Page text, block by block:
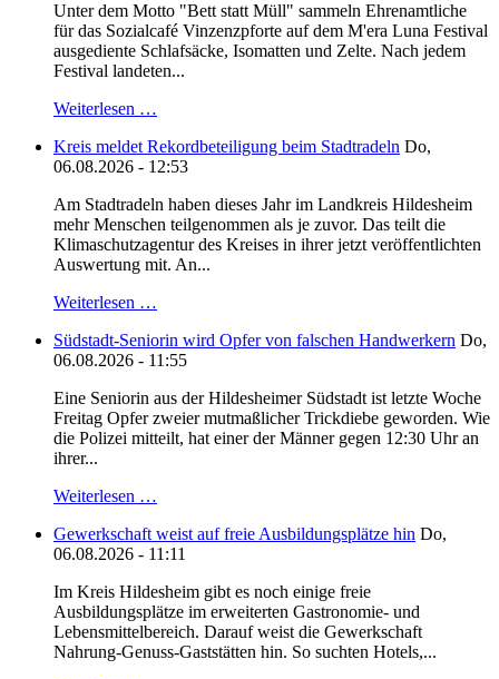
Unter dem Motto "Bett statt Müll" sammeln Ehrenamtliche
für das Sozialcafé Vinzenzpforte auf dem M'era Luna Festival
ausgediente Schlafsäcke, Isomatten und Zelte. Nach jedem
Festival landeten...
Weiterlesen …
Kreis meldet Rekordbeteiligung beim Stadtradeln Do,
06.08.2026 - 12:53
Am Stadtradeln haben dieses Jahr im Landkreis Hildesheim
mehr Menschen teilgenommen als je zuvor. Das teilt die
Klimaschutzagentur des Kreises in ihrer jetzt veröffentlichten
Auswertung mit. An...
Weiterlesen …
Südstadt-Seniorin wird Opfer von falschen Handwerkern Do,
06.08.2026 - 11:55
Eine Seniorin aus der Hildesheimer Südstadt ist letzte Woche
Freitag Opfer zweier mutmaßlicher Trickdiebe geworden. Wie
die Polizei mitteilt, hat einer der Männer gegen 12:30 Uhr an
ihrer...
Weiterlesen …
Gewerkschaft weist auf freie Ausbildungsplätze hin Do,
06.08.2026 - 11:11
Im Kreis Hildesheim gibt es noch einige freie
Ausbildungsplätze im erweiterten Gastronomie- und
Lebensmittelbereich. Darauf weist die Gewerkschaft
Nahrung-Genuss-Gaststätten hin. So suchten Hotels,...